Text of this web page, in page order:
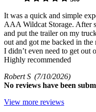
It was a quick and simple
AAA Wildcat Storage. After
and put the trailer on my
out and got me backed in
I didn’t even need to get out
Highly recommended
Robert S (7/10/2026)
No reviews have been
View more reviews